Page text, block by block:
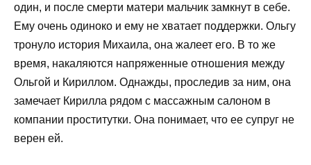
один, и после смерти матери мальчик замкнут в себе.
Ему очень одиноко и ему не хватает поддержки. Ольгу
тронуло история Михаила, она жалеет его. В то же
время, накаляются напряженные отношения между
Ольгой и Кириллом. Однажды, проследив за ним, она
замечает Кирилла рядом с массажным салоном в
компании проститутки. Она понимает, что ее супруг не
верен ей.